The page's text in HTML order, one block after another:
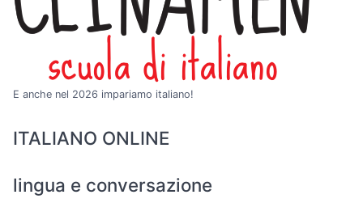
E anche nel 2026 impariamo italiano!
ITALIANO ONLINE
lingua e conversazione